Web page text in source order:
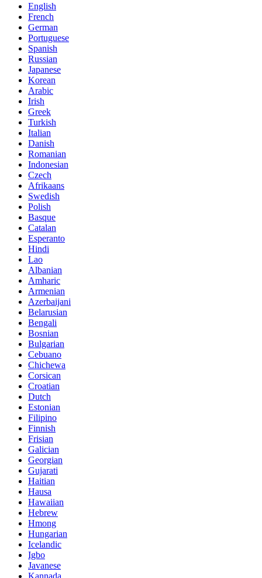
English
French
German
Portuguese
Spanish
Russian
Japanese
Korean
Arabic
Irish
Greek
Turkish
Italian
Danish
Romanian
Indonesian
Czech
Afrikaans
Swedish
Polish
Basque
Catalan
Esperanto
Hindi
Lao
Albanian
Amharic
Armenian
Azerbaijani
Belarusian
Bengali
Bosnian
Bulgarian
Cebuano
Chichewa
Corsican
Croatian
Dutch
Estonian
Filipino
Finnish
Frisian
Galician
Georgian
Gujarati
Haitian
Hausa
Hawaiian
Hebrew
Hmong
Hungarian
Icelandic
Igbo
Javanese
Kannada